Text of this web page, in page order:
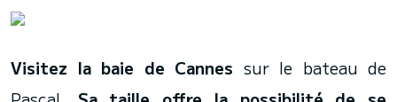
Visitez la baie de Cannes sur le bateau de